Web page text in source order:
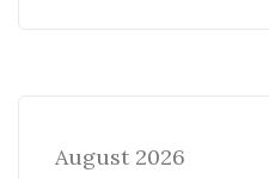
August 2026